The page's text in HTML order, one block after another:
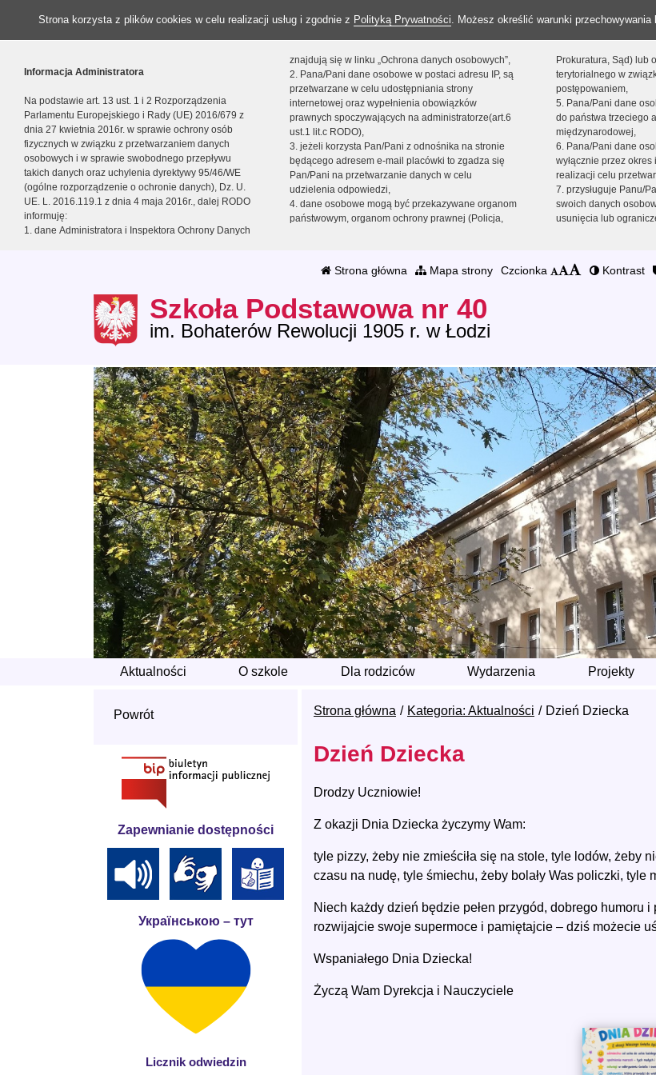
Strona korzysta z plików cookies w celu realizacji usług i zgodnie z Polityką Prywatności. Możesz określić warunki
Informacja Administratora
Na podstawie art. 13 ust. 1 i 2 Rozporządzenia
Parlamentu Europejskiego i Rady (UE) 2016/679 z
dnia 27 kwietnia 2016r. w sprawie ochrony osób
fizycznych w związku z przetwarzaniem danych
osobowych i w sprawie swobodnego przepływu
takich danych oraz uchylenia dyrektywy 95/46/WE
(ogólne rozporządzenie o ochronie danych), Dz. U.
UE. L. 2016.119.1 z dnia 4 maja 2016r., dalej RODO
informuję:
1. dane Administratora i Inspektora Ochrony Danych
znajdują się w linku „Ochrona danych osobowych”,
2. Pana/Pani dane osobowe w postaci adresu IP, są
przetwarzane w celu udostępniania strony
internetowej oraz wypełnienia obowiązków
prawnych spoczywających na administratorze(art.6
ust.1 lit.c RODO),
3. jeżeli korzysta Pan/Pani z odnośnika na stronie
będącego adresem e-mail placówki to zgadza się
Pan/Pani na przetwarzanie danych w celu
udzielenia odpowiedzi,
4. dane osobowe mogą być przekazywane organom
państwowym, organom ochrony prawnej (Policja,
Prokuratura, Sąd) lub
terytorialnego w
postępowaniem,
5. Pana/Pani dane
do państwa trzeciego
międzynarodowej,
6. Pana/Pani dane
wyłącznie przez
realizacji celu
7. przysługuje Panu/
swoich danych
usunięcia lub
Strona główna Mapa strony Czcionka Kontrast
Szkoła Podstawowa nr 40
im. Bohaterów Rewolucji 1905 r. w Łodzi
Aktualności O szkole Dla rodziców Wydarzenia Projekty
Strona główna Kategoria: Aktualności Dzień Dziecka
Dzień Dziecka
Drodzy Uczniowie!
Z okazji Dnia Dziecka życzymy Wam:
tyle pizzy, żeby nie zmieściła się na stole, tyle lodów, żeby
czasu na nudę, tyle śmiechu, żeby bolały Was policzki, tyle
Niech każdy dzień będzie pełen przygód, dobrego
rozwijajcie swoje supermoce i pamiętajcie – dziś możecie
Wspaniałego Dnia Dziecka!
Życzą Wam Dyrekcja i Nauczyciele
Powrót
Zapewnianie dostępności
Українською – тут
Licznik odwiedzin